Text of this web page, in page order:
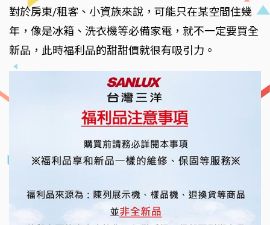
對於房東/租客、小資族來說，可能只在某空間住幾
年，像是冰箱、洗衣機等必備家電，就不一定要買全
新品，此時福利品的甜甜價就很有吸引力。